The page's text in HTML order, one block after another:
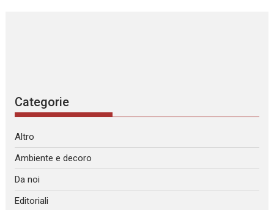
Categorie
Altro
Ambiente e decoro
Da noi
Editoriali